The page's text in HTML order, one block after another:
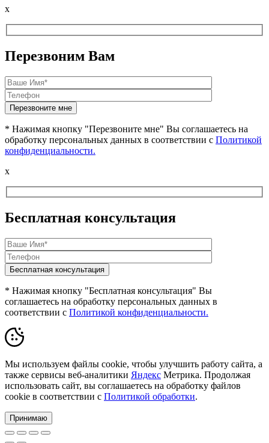
x
Перезвоним Вам
* Нажимая кнопку "Перезвоните мне" Вы соглашаетесь на
обработку персональных данных в соответствии с Политикой
конфиденциальности.
x
Бесплатная консультация
* Нажимая кнопку "Бесплатная консультация" Вы
соглашаетесь на обработку персональных данных в
соответствии с Политикой конфиденциальности.
Мы используем файлы cookie, чтобы улучшить работу сайта, а
также сервисы веб-аналитики Яндекс Метрика. Продолжая
использовать сайт, вы соглашаетесь на обработку файлов
cookie в соответствии с Политикой обработки.
Принимаю